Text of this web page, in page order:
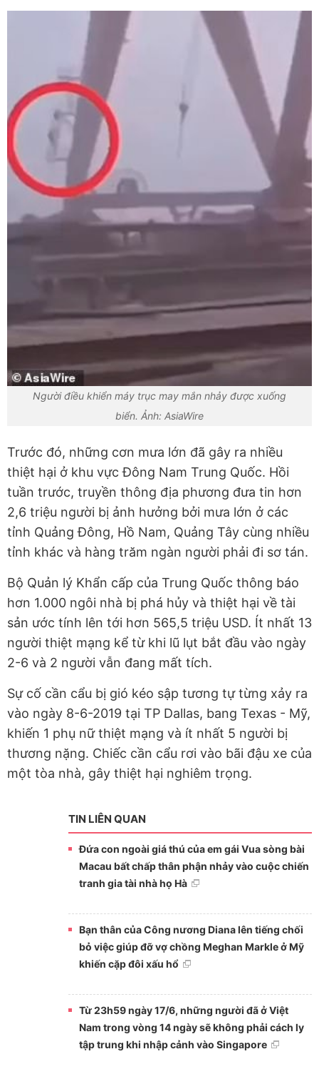
Người điều khiển máy trục may mắn nhảy được xuống
biển. Ảnh: AsiaWire
Trước đó, những cơn mưa lớn đã gây ra nhiều
thiệt hại ở khu vực Đông Nam Trung Quốc. Hồi
tuần trước, truyền thông địa phương đưa tin hơn
2,6 triệu người bị ảnh hưởng bởi mưa lớn ở các
tỉnh Quảng Đông, Hồ Nam, Quảng Tây cùng nhiều
tỉnh khác và hàng trăm ngàn người phải đi sơ tán.
Bộ Quản lý Khẩn cấp của Trung Quốc thông báo
hơn 1.000 ngôi nhà bị phá hủy và thiệt hại về tài
sản ước tính lên tới hơn 565,5 triệu USD. Ít nhất 13
người thiệt mạng kể từ khi lũ lụt bắt đầu vào ngày
2-6 và 2 người vẫn đang mất tích.
Sự cố cần cẩu bị gió kéo sập tương tự từng xảy ra
vào ngày 8-6-2019 tại TP Dallas, bang Texas - Mỹ,
khiến 1 phụ nữ thiệt mạng và ít nhất 5 người bị
thương nặng. Chiếc cần cẩu rơi vào bãi đậu xe của
một tòa nhà, gây thiệt hại nghiêm trọng.
TIN LIÊN QUAN
Đứa con ngoài giá thú của em gái Vua sòng bài
Macau bất chấp thân phận nhảy vào cuộc chiến
tranh gia tài nhà họ Hà
Bạn thân của Công nương Diana lên tiếng chối
bỏ việc giúp đỡ vợ chồng Meghan Markle ở Mỹ
khiến cặp đôi xấu hổ
Từ 23h59 ngày 17/6, những người đã ở Việt
Nam trong vòng 14 ngày sẽ không phải cách ly
tập trung khi nhập cảnh vào Singapore